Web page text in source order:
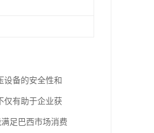
设备的安全性和
仅有助于企业获
足巴西市场消费